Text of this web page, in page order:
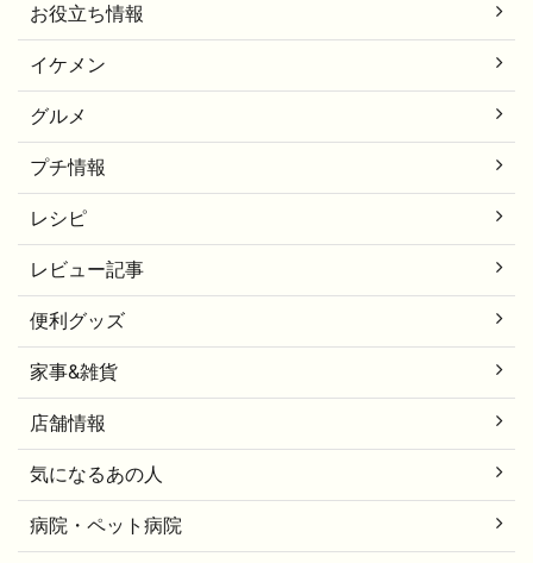
お役立ち情報
イケメン
グルメ
プチ情報
レシピ
レビュー記事
便利グッズ
家事&雑貨
店舗情報
気になるあの人
病院・ペット病院